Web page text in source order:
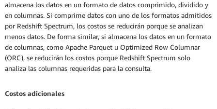
almacena los datos en un formato de datos comprimido, dividido y
en columnas. Si comprime datos con uno de los formatos admitidos
por Redshift Spectrum, los costos se reducirán porque se analizan
menos datos. De forma similar, si almacena los datos en un formato
de columnas, como Apache Parquet u Optimized Row Columnar
(ORC), se reducirán los costos porque Redshift Spectrum solo
analiza las columnas requeridas para la consulta.
Costos adicionales